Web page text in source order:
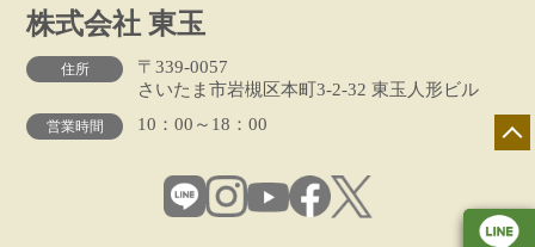
株式会社 東玉
住所
〒339-0057
さいたま市岩槻区本町3-2-32 東玉人形ビル
営業時間 10：00～18：00